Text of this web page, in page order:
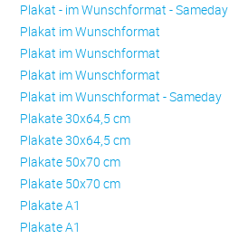
Plakat - im Wunschformat - Sameday
Plakat im Wunschformat
Plakat im Wunschformat
Plakat im Wunschformat
Plakat im Wunschformat - Sameday
Plakate 30x64,5 cm
Plakate 30x64,5 cm
Plakate 50x70 cm
Plakate 50x70 cm
Plakate A1
Plakate A1